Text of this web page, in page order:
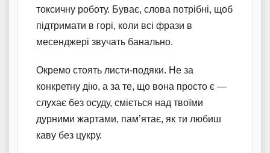
токсичну роботу. Буває, слова потрібні, щоб
підтримати в горі, коли всі фрази в
месенджері звучать банально.
Окремо стоять листи-подяки. Не за
конкретну дію, а за те, що вона просто є —
слухає без осуду, сміється над твоїми
дурними жартами, пам’ятає, як ти любиш
каву без цукру.